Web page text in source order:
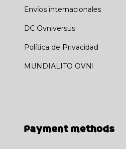
Envíos internacionales
DC Ovniversus
Política de Privacidad
MUNDIALITO OVNI
Payment methods